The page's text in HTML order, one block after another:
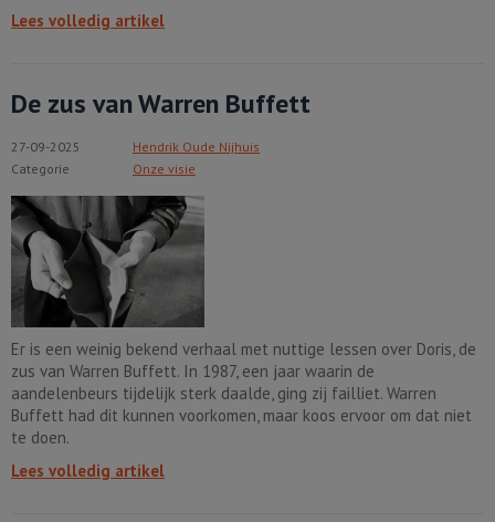
Lees volledig artikel
De zus van Warren Buffett
27-09-2025
Hendrik Oude Nijhuis
Categorie
Onze visie
Er is een weinig bekend verhaal met nuttige lessen over Doris, de
zus van Warren Buffett. In 1987, een jaar waarin de
aandelenbeurs tijdelijk sterk daalde, ging zij failliet. Warren
Buffett had dit kunnen voorkomen, maar koos ervoor om dat niet
te doen.
Lees volledig artikel